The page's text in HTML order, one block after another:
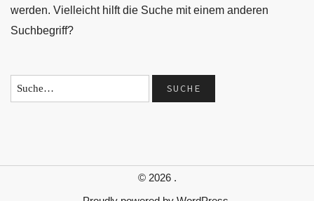
werden. Vielleicht hilft die Suche mit einem anderen
Suchbegriff?
© 2026 .